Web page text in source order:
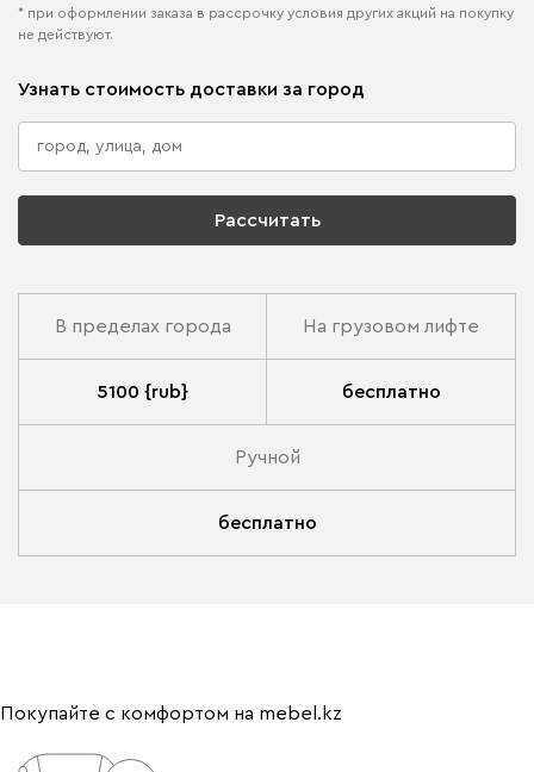
* при оформлении заказа в рассрочку условия других акций на покупку
не действуют.
Узнать стоимость доставки за город
Рассчитать
В пределах города На грузовом лифте
5100 {rub} бесплатно
Ручной
бесплатно
Покупайте с комфортом на mebel.kz